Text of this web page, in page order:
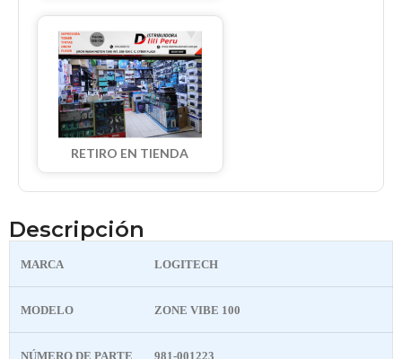
RETIRO EN TIENDA
Descripción
MARCA LOGITECH
MODELO ZONE VIBE 100
NÚMERO DE PARTE 981-001223